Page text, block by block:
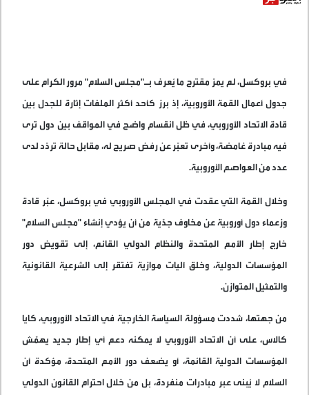
في بروكسل، لم يمرّ مقترح ما يُعرف بـ"مجلس السلام" مرور الكرام على
جدول أعمال القمة الأوروبية، إذ برز كأحد أكثر الملفات إثارة للجدل بين
قادة الاتحاد الأوروبي، في ظل انقسام واضح في المواقف بين دول ترى
فيه مبادرة غامضة، وأخرى تعبّر عن رفض صريح له، مقابل حالة تردّد لدى
عدد من العواصم الأوروبية.
وخلال القمة التي عقدت في المجلس الأوروبي في بروكسل، عبّر قادة
وزعماء دول أوروبية عن مخاوف جدّية من أن يؤدي إنشاء "مجلس السلام"
خارج إطار الأمم المتحدة والنظام الدولي القائم، إلى تقويض دور
المؤسسات الدولية، وخلق آليات موازية تفتقر إلى الشرعية القانونية
والتمثيل المتوازن.
من جهتها، شددت مسؤولة السياسة الخارجية في الاتحاد الأوروبي، كايا
كالاس، على أن الاتحاد الأوروبي لا يمكنه دعم أي إطار جديد يهمّش
المؤسسات الدولية القائمة، أو يضعف دور الأمم المتحدة، مؤكدة أن
السلام لا يُبنى عبر مبادرات منفردة، بل من خلال احترام القانون الدولي